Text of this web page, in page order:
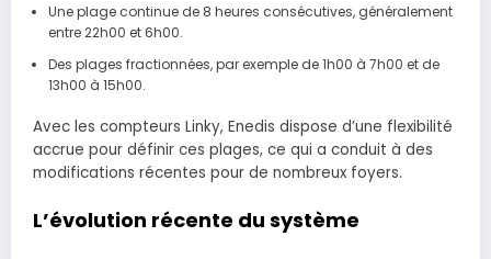
Une plage continue de 8 heures consécutives, généralement
entre 22h00 et 6h00.
Des plages fractionnées, par exemple de 1h00 à 7h00 et de
13h00 à 15h00.
Avec les compteurs Linky, Enedis dispose d’une flexibilité
accrue pour définir ces plages, ce qui a conduit à des
modifications récentes pour de nombreux foyers.
L’évolution récente du système